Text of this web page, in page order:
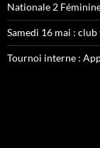
Nationale 2
Samedi 16 mai :
Tournoi interne :